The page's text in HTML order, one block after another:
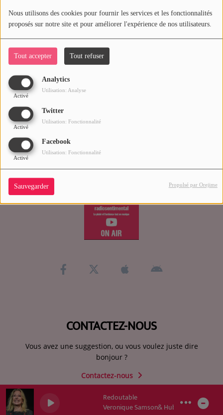
Nous utilisons des cookies pour fournir les services et les fonctionnalités
proposés sur notre site et pour améliorer l'expérience de nos utilisateurs.
Tout accepter Tout refuser
Analytics
Activé
Utilisation: Analyse
Twitter
Activé
Utilisation: Fonctionnalité
Facebook
Activé
Utilisation: Fonctionnalité
Sauvegarder Propulsé par Orejime
Redoutable
Veronique Samson& Hubert Felix
CINÉMA
Se connecter
0 0
Commentaires(0)
Connectez-vous pour commenter cet article
CONTACTEZ-NOUS
Vous avez une suggestion, ou vous voulez juste dire
bonjour ?
Contactez-nous